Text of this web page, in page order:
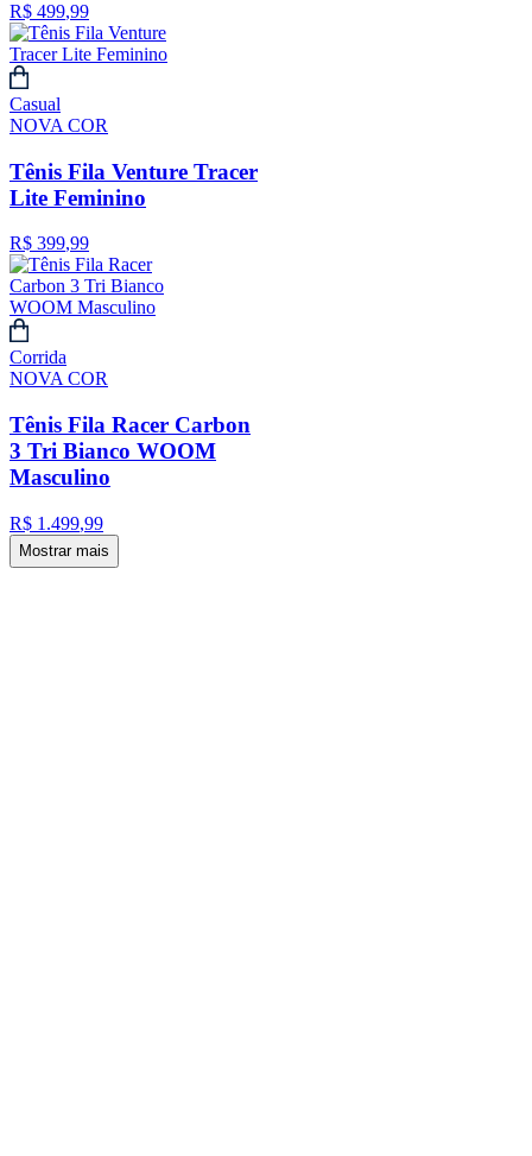
R$ 499,99
Casual
NOVA COR
Tênis Fila Venture Tracer
Lite Feminino
R$ 399,99
Corrida
NOVA COR
Tênis Fila Racer Carbon
3 Tri Bianco WOOM
Masculino
R$ 1 .499,99
Mostrar mais